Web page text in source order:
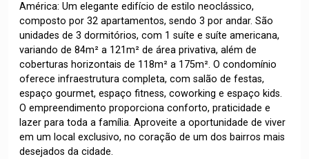
América: Um elegante edifício de estilo neoclássico,
composto por 32 apartamentos, sendo 3 por andar. São
unidades de 3 dormitórios, com 1 suíte e suíte americana,
variando de 84m² a 121m² de área privativa, além de
coberturas horizontais de 118m² a 175m². O condomínio
oferece infraestrutura completa, com salão de festas,
espaço gourmet, espaço fitness, coworking e espaço kids.
O empreendimento proporciona conforto, praticidade e
lazer para toda a família. Aproveite a oportunidade de viver
em um local exclusivo, no coração de um dos bairros mais
desejados da cidade.